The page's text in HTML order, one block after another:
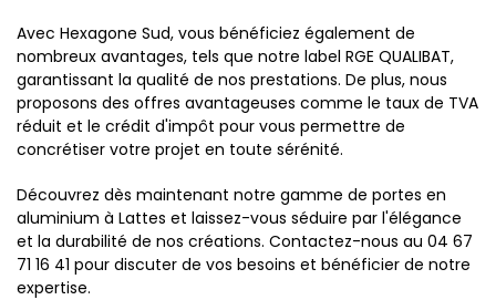
Avec Hexagone Sud, vous bénéficiez également de
nombreux avantages, tels que notre label RGE QUALIBAT,
garantissant la qualité de nos prestations. De plus, nous
proposons des offres avantageuses comme le taux de TVA
réduit et le crédit d'impôt pour vous permettre de
concrétiser votre projet en toute sérénité.
Découvrez dès maintenant notre gamme de portes en
aluminium à Lattes et laissez-vous séduire par l'élégance
et la durabilité de nos créations. Contactez-nous au 04 67
71 16 41 pour discuter de vos besoins et bénéficier de notre
expertise.